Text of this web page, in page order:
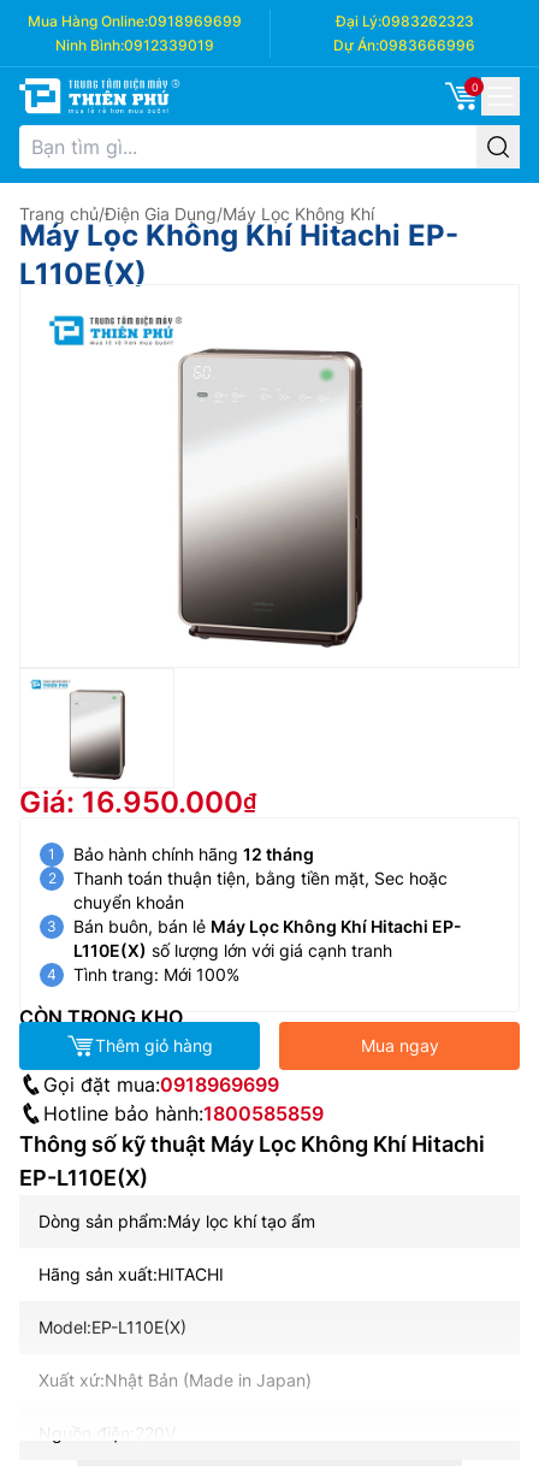
Mua Hàng Online:0918969699 Đại Lý:0983262323
Ninh Bình:0912339019 Dự Án:0983666996
0
Trang chủ/Điện Gia Dụng/Máy Lọc Không Khí
Máy Lọc Không Khí Hitachi EP-
L110E(X)
Giá: 16.950.000
Bảo hành chính hãng 12 tháng
Thanh toán thuận tiện, bằng tiền mặt, Sec hoặc
chuyển khoản
Bán buôn, bán lẻ Máy Lọc Không Khí Hitachi EP-
L110E(X) số lượng lớn với giá cạnh tranh
Tình trang: Mới 100%
CÒN TRONG KHO
Thêm giỏ hàng Mua ngay
Gọi đặt mua:0918969699
Hotline bảo hành:1800585859
Thông số kỹ thuật Máy Lọc Không Khí Hitachi
EP-L110E(X)
Dòng sản phẩm:Máy lọc khí tạo ẩm
Hãng sản xuất:HITACHI
Model:EP-L110E(X)
Xuất xứ:Nhật Bản (Made in Japan)
Nguồn điện:220V